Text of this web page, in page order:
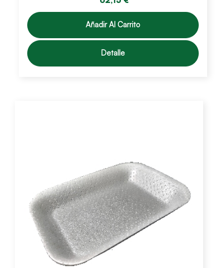
Añadir Al Carrito
Detalle